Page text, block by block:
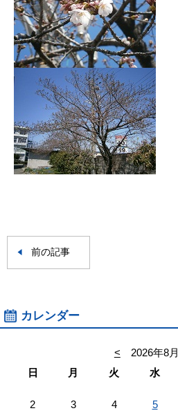
前の記事
カレンダー
< 2026年8月
日
月 火 水
2
3 4 5